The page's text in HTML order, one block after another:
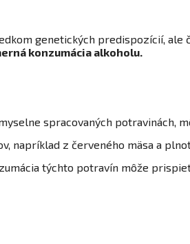
genetických predispozícií, ale
konzumácia alkoholu.
spracovaných potravinách,
napríklad z červeného mäsa a
týchto potravín môže